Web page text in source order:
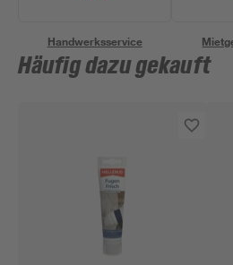
Handwerksservice
Häufig dazu gekauft